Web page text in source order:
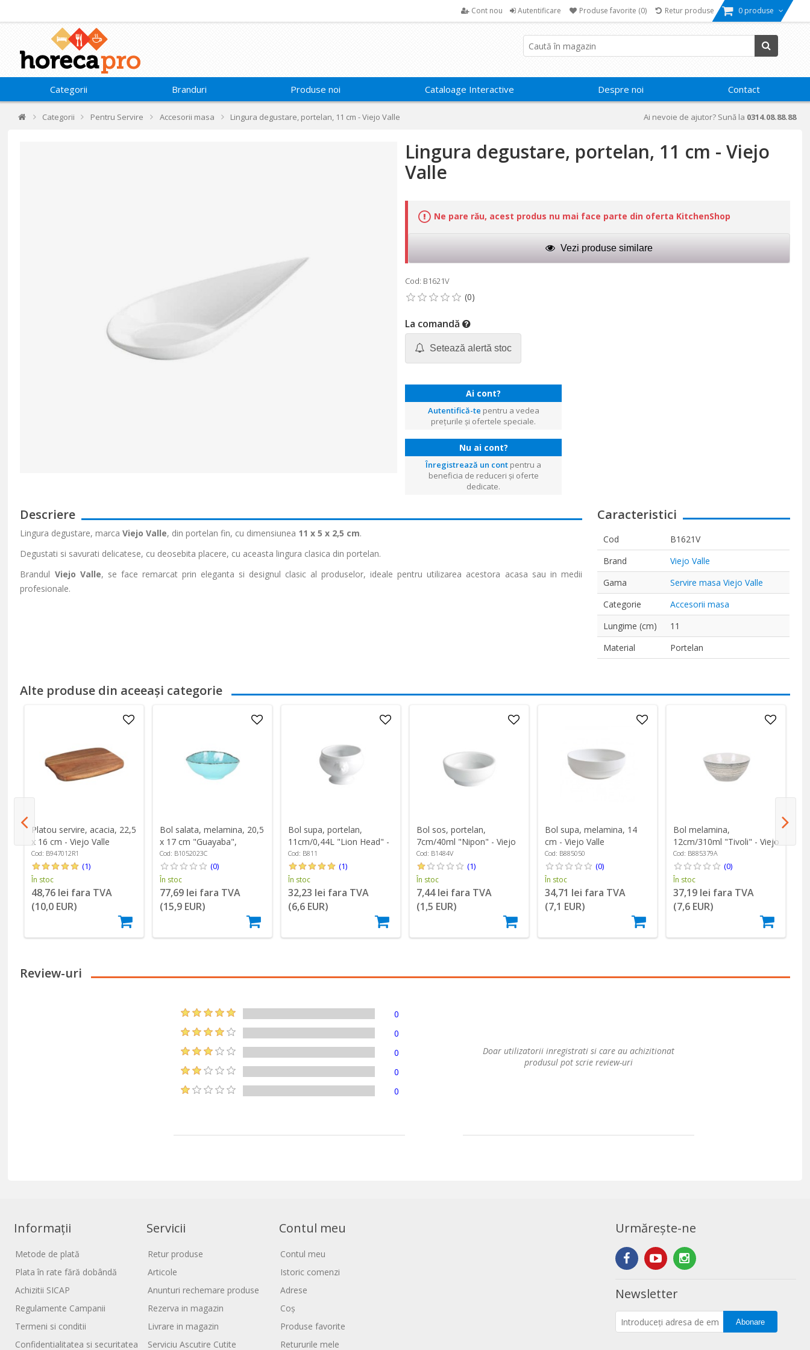
Cont nou Autentificare Produse favorite (0) Retur produse 0 produse
Categorii Branduri Produse noi Cataloage Interactive Despre noi Contact
Categorii Pentru Servire Accesorii masa Lingura degustare, portelan, 11 cm - Viejo Valle Ai nevoie de ajutor? Sună la 0314.08.88.88
Lingura degustare, portelan, 11 cm - Viejo
Valle
Ne pare rău, acest produs nu mai face parte din oferta KitchenShop
Vezi produse similare
Cod: B1621V
La comandă
Setează alertă stoc
Ai cont?
Autentifică-te pentru a vedea
prețurile și ofertele speciale.
Nu ai cont?
Înregistrează un cont pentru a
beneficia de reduceri și oferte
dedicate.
Descriere
Lingura degustare, marcaViejo Valle, din portelan fin, cu dimensiunea 11 x 5 x 2,5 cm.
Degustati si savurati delicatese, cu deosebita placere, cu aceasta lingura clasica din portelan.
Brandul Viejo Valle, se face remarcat prin eleganta si designul clasic al produselor, ideale pentru utilizarea acestora acasa sau in medii
profesionale.
Caracteristici
Cod
B1621V
Brand
Viejo Valle
Gama
Servire masa Viejo Valle
Categorie
Accesorii masa
Lungime (cm)
11
Material
Portelan
Alte produse din aceeași categorie
Platou servire, acacia, 22,5
x 16 cm - Viejo Valle
Cod: B947012R1
(1)
În stoc
48,76 lei fara TVA
(10,0 EUR)
Bol salata, melamina, 20,5
x 17 cm "Guayaba",
Albastru - Viejo Valle
Cod: B1052023C
(0)
În stoc
77,69 lei fara TVA
(15,9 EUR)
Bol supa, portelan,
11cm/0,44L "Lion Head" -
Viejo Valle
Cod: B811
(1)
În stoc
32,23 lei fara TVA
(6,6 EUR)
Bol sos, portelan,
7cm/40ml "Nipon" - Viejo
Valle
Cod: B1484V
(1)
În stoc
7,44 lei fara TVA
(1,5 EUR)
Bol supa, melamina, 14
cm - Viejo Valle
Cod: B885050
(0)
În stoc
34,71 lei fara TVA
(7,1 EUR)
Bol melamina,
12cm/310ml "Tivoli" - Viejo
Valle
Cod: B885379A
(0)
În stoc
37,19 lei fara TVA
(7,6 EUR)
Review-uri
0
0
0
0
0
Doar utilizatorii inregistrati si care au achizitionat
produsul pot scrie review-uri
Informații
Metode de plată
Plata în rate fără dobândă
Achizitii SICAP
Regulamente Campanii
Termeni si conditii
Confidentialitatea si securitatea
Servicii
Retur produse
Articole
Anunturi rechemare produse
Rezerva in magazin
Livrare in magazin
Serviciu Ascutire Cutite
Contul meu
Contul meu
Istoric comenzi
Adrese
Coș
Produse favorite
Retururile mele
Urmărește-ne
Newsletter
Abonare